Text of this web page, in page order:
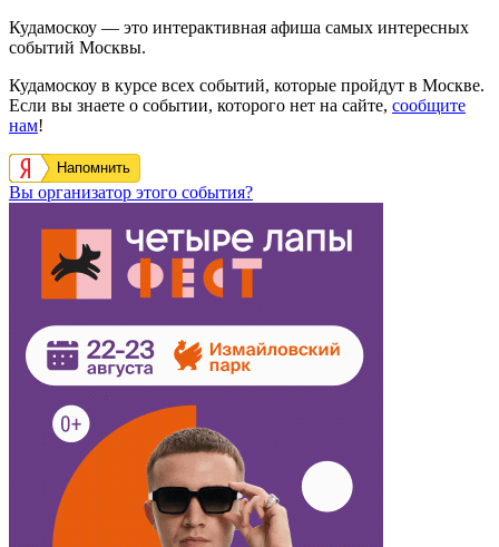
Кудамоскоу — это интерактивная афиша самых интересных
событий Москвы.
Кудамоскоу в курсе всех событий, которые пройдут в Москве.
Если вы знаете о событии, которого нет на сайте, сообщите
нам!
Напомнить
Вы организатор этого события?